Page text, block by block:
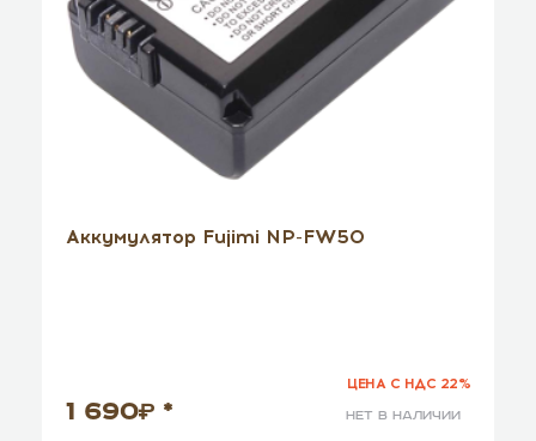
Аккумулятор Fujimi NP-FW50
1 690 * нет в наличии
ЦЕНА С НДС 22%